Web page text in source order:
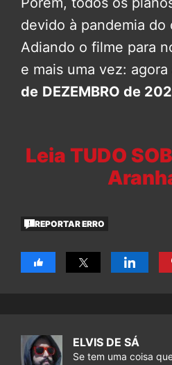
devido à pandemia do
Adiando o filme para
e mais uma vez:
de DEZEMBRO de
Leia TUDO
REPORTAR ERRO
ELVIS DE SÁ
Se tem uma coisa